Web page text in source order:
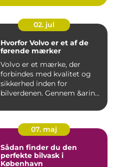
02. jul
Hvorfor Volvo er et af de
førende mærker
Volvo er et mærke, der
forbindes med kvalitet og
sikkerhed inden for
bilverdenen. Gennem &arin...
07. maj
Sådan finder du den
perfekte bilvask i
København